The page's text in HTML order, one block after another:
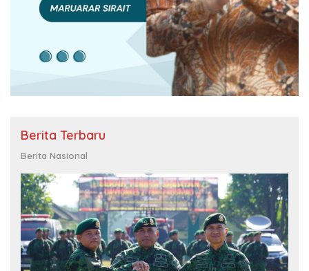
Berita Terbaru
Berita Nasional